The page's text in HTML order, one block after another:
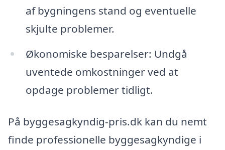
af bygningens stand og eventuelle
skjulte problemer.
Økonomiske besparelser: Undgå
uventede omkostninger ved at
opdage problemer tidligt.
På byggesagkyndig-pris.dk kan du nemt
finde professionelle byggesagkyndige i